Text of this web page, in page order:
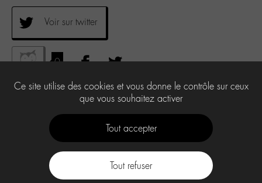
Voir sur twitter
0
Ce site utilise des cookies et vous donne le contrôle sur ceux
que vous souhaitez activer
Tout accepter
Tout refuser